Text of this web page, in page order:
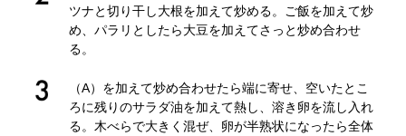
ツナと切り干し大根を加えて炒める。ご飯を加えて炒
め、パラリとしたら大豆を加えてさっと炒め合わせ
る。
（A）を加えて炒め合わせたら端に寄せ、空いたとこ
ろに残りのサラダ油を加えて熱し、溶き卵を流し入れ
る。木べらで大きく混ぜ、卵が半熟状になったら全体